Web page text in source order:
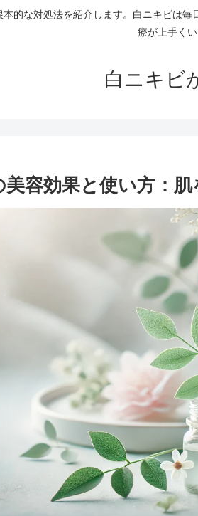
的な対処法を紹介します。白ニキビは
療が上手く
白ニキビ
容効果と使い方：